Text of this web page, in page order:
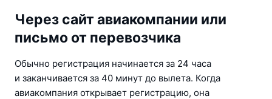
Через сайт авиакомпании или
письмо от перевозчика
Обычно регистрация начинается за 24 часа
и заканчивается за 40 минут до вылета. Когда
авиакомпания открывает регистрацию, она